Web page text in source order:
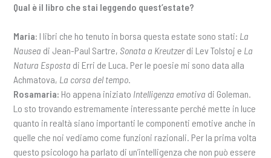
Qual è il libro che stai leggendo quest’estate?
Maria: I libri che ho tenuto in borsa questa estate sono stati: La
Nausea di Jean-Paul Sartre,Sonata a Kreutzerdi Lev Tolstoj e La
Natura Esposta di Erri de Luca. Per le poesie mi sono data alla
Achmatova, La corsa del tempo
Rosamaria: Ho appena iniziato Intelligenza emotiva di Goleman.
Lo sto trovando estremamente interessante perché mette in luce
quanto in realtà siano importanti le componenti emotive anche in
quelle che noi vediamo come funzioni razionali. Per la prima volta
questo psicologo ha parlato di un’intelligenza che non può essere